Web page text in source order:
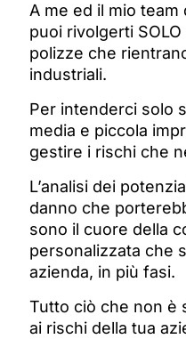
A me ed il mio team
puoi rivolgerti
polizze che
industriali.
Per intenderci solo
media e piccola
gestire i rischi che
L’analisi dei
danno che
sono il cuore della
personalizzata che
azienda, in più fasi.
Tutto ciò che non è
ai rischi della tua